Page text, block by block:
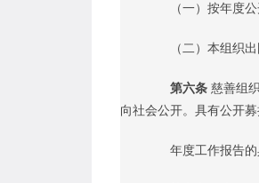
（一）按年度公
（二）本组织出
第六条 慈善组
向社会公开。具有公开
年度工作报告的